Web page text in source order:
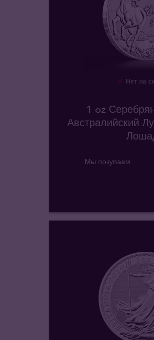
Нет на
1 oz
Австралийский
Мы покупаем